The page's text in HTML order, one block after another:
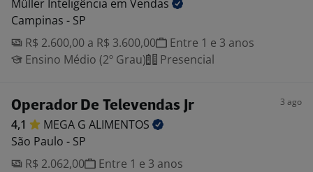
Müller Inteligência em Vendas
Campinas - SP
R$ 2.600,00 a R$ 3.600,00
Entre 1 e 3 anos
Ensino Médio (2º Grau)
Presencial
Operador De Televendas Jr 3 ago
4,1 MEGA G ALIMENTOS
São Paulo - SP
R$ 2.062,00
Entre 1 e 3 anos